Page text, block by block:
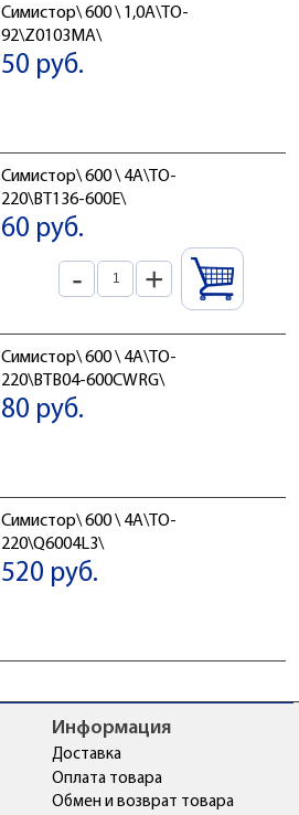
Симистор\ 600 \ 1,0А\TO-
92\Z0103MA\
50 руб.
Симистор\ 600 \ 4А\TO-
220\BT136-600E\
60 руб.
- +
Симистор\ 600 \ 4А\TO-
220\BTB04-600CWRG\
80 руб.
Симистор\ 600 \ 4А\TO-
220\Q6004L3\
520 руб.
Информация
Доставка
Оплата товара
Обмен и возврат товара